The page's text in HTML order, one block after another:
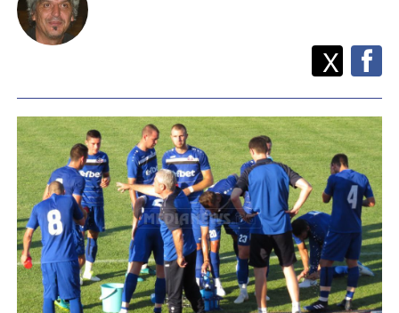
Споделете
X